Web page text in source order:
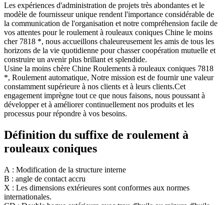
Les expériences d'administration de projets très abondantes et le
modèle de fournisseur unique rendent l'importance considérable de
la communication de l'organisation et notre compréhension facile de
vos attentes pour le roulement à rouleaux coniques Chine le moins
cher 7818 *, nous accueillons chaleureusement les amis de tous les
horizons de la vie quotidienne pour chasser coopération mutuelle et
construire un avenir plus brillant et splendide.
Usine la moins chère Chine Roulements à rouleaux coniques 7818
*, Roulement automatique, Notre mission est de fournir une valeur
constamment supérieure à nos clients et à leurs clients.Cet
engagement imprègne tout ce que nous faisons, nous poussant à
développer et à améliorer continuellement nos produits et les
processus pour répondre à vos besoins.
Définition du suffixe de roulement à
rouleaux coniques
A : Modification de la structure interne
B : angle de contact accru
X : Les dimensions extérieures sont conformes aux normes
internationales.